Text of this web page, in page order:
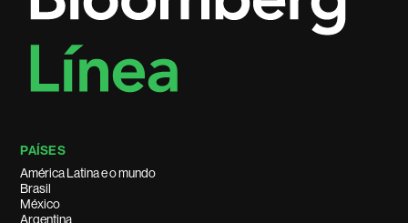
PAÍSES
América Latina e o mundo
Brasil
México
Argentina